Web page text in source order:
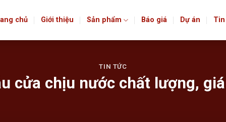
chủ Giới thiệu Sản phẩm Báo giá Dự án
TIN TỨC
cửa chịu nước chất lượng,